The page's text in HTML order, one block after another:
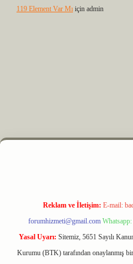
119 Element Var Mı için admin
m elexbet
Reklam ve İletişim: E-mail:
forumhizmeti@gmail.com
Yasal Uyarı: Sitemiz, 5651 Sayılı
Kurumu (BTK) tarafından onaylanmış